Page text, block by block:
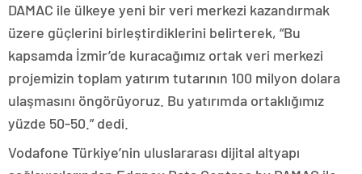
DAMAC ile ülkeye yeni bir veri merkezi kazandırmak
üzere güçlerini birleştirdiklerini belirterek, “Bu
kapsamda İzmir’de kuracağımız ortak veri merkezi
projemizin toplam yatırım tutarının 100 milyon dolara
ulaşmasını öngörüyoruz. Bu yatırımda ortaklığımız
yüzde 50-50.” dedi.
Vodafone Türkiye’nin uluslararası dijital altyapı